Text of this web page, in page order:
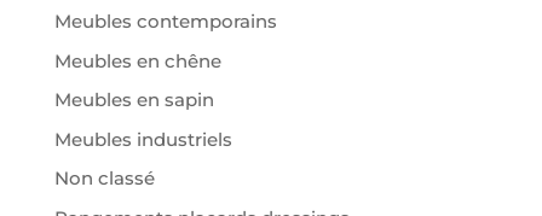
Meubles contemporains
Meubles en chêne
Meubles en sapin
Meubles industriels
Non classé